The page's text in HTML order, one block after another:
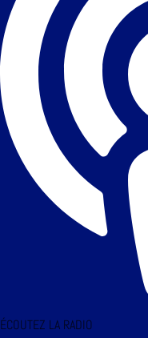
ÉCOUTEZ LA RADIO